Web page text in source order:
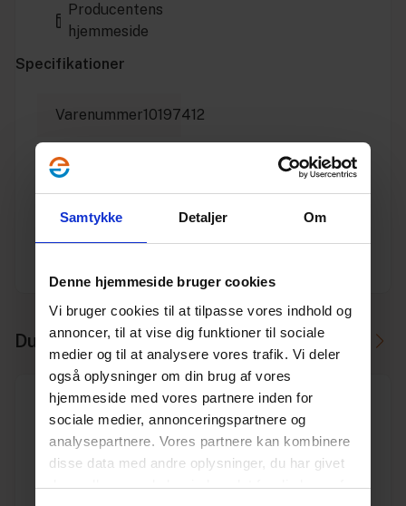
Samtykke Detaljer Om
Denne hjemmeside bruger cookies
Vi bruger cookies til at tilpasse vores indhold og
annoncer, til at vise dig funktioner til sociale
medier og til at analysere vores trafik. Vi deler
også oplysninger om din brug af vores
hjemmeside med vores partnere inden for
sociale medier, annonceringspartnere og
analysepartnere. Vores partnere kan kombinere
disse data med andre oplysninger, du har givet
dem, eller som de har indsamlet fra din brug af
Producentens
hjemmeside
Specifikationer
Varenummer10197412
Vægt
DimensionDN
Du skal måske også bruge